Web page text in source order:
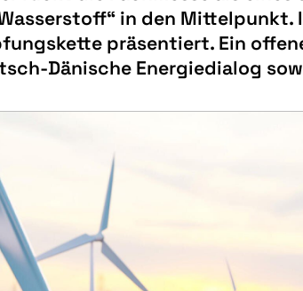
in den Mittelpunkt.
präsentiert. Ein
Dänische Energiedialog